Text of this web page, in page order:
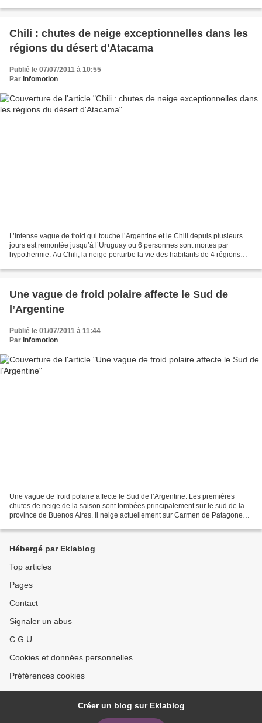
Chili : chutes de neige exceptionnelles dans les
régions du désert d'Atacama
Publié le 07/07/2011 à 10:55
Par infomotion
L’intense vague de froid qui touche l’Argentine et le Chili depuis plusieurs
jours est remontée jusqu’à l’Uruguay ou 6 personnes sont mortes par
hypothermie. Au Chili, la neige perturbe la vie des habitants de 4 régions
Une vague de froid polaire affecte le Sud de
l’Argentine
Publié le 01/07/2011 à 11:44
Par infomotion
Une vague de froid polaire affecte le Sud de l’Argentine. Les premières
chutes de neige de la saison sont tombées principalement sur le sud de la
province de Buenos Aires. Il neige actuellement sur Carmen de Patagones
Hébergé par Eklablog
Top articles
Pages
Contact
Signaler un abus
C.G.U.
Cookies et données personnelles
Préférences cookies
Créer un blog sur Eklablog